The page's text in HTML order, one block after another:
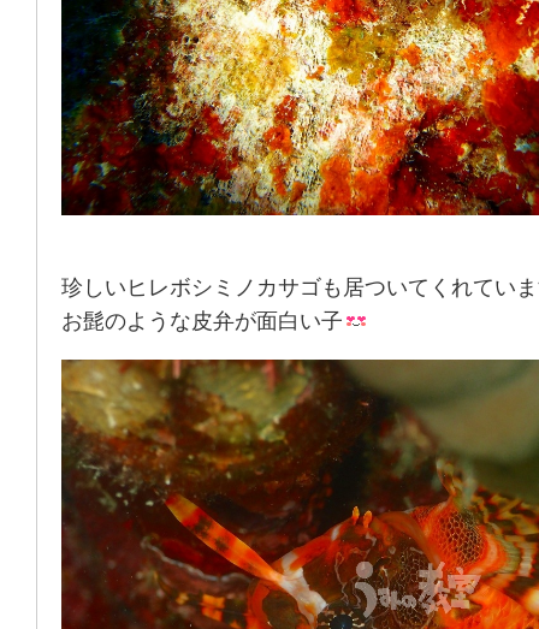
珍しいヒレボシミノカサゴも居ついてくれてい
お髭のような皮弁が面白い子